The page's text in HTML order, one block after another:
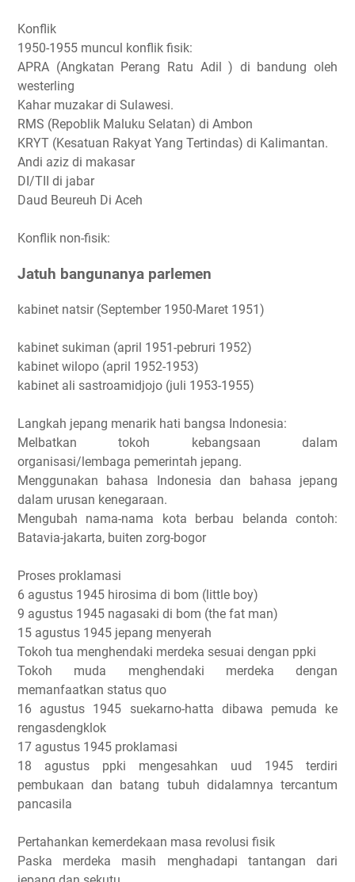
Konflik
1950-1955 muncul konflik fisik:
APRA (Angkatan Perang Ratu Adil ) di bandung oleh
westerling
Kahar muzakar di Sulawesi.
RMS (Repoblik Maluku Selatan) di Ambon
KRYT (Kesatuan Rakyat Yang Tertindas) di Kalimantan.
Andi aziz di makasar
DI/TII di jabar
Daud Beureuh Di Aceh
Konflik non-fisik:
Jatuh bangunanya parlemen
kabinet natsir (September 1950-Maret 1951)
kabinet sukiman (april 1951-pebruri 1952)
kabinet wilopo (april 1952-1953)
kabinet ali sastroamidjojo (juli 1953-1955)
Langkah jepang menarik hati bangsa Indonesia:
Melbatkan tokoh kebangsaan dalam
organisasi/lembaga pemerintah jepang.
Menggunakan bahasa Indonesia dan bahasa jepang
dalam urusan kenegaraan.
Mengubah nama-nama kota berbau belanda contoh:
Batavia-jakarta, buiten zorg-bogor
Proses proklamasi
6 agustus 1945 hirosima di bom (little boy)
9 agustus 1945 nagasaki di bom (the fat man)
15 agustus 1945 jepang menyerah
Tokoh tua menghendaki merdeka sesuai dengan ppki
Tokoh muda menghendaki merdeka dengan
memanfaatkan status quo
16 agustus 1945 suekarno-hatta dibawa pemuda ke
rengasdengklok
17 agustus 1945 proklamasi
18 agustus ppki mengesahkan uud 1945 terdiri
pembukaan dan batang tubuh didalamnya tercantum
pancasila
Pertahankan kemerdekaan masa revolusi fisik
Paska merdeka masih menghadapi tantangan dari